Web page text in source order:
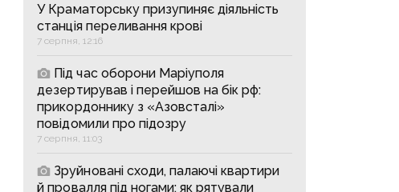
У Краматорську призупиняє діяльність
станція переливання крові
7 серпня, 12:16
Під час оборони Маріуполя
дезертирував і перейшов на бік рф:
прикордоннику з «Азовсталі»
повідомили про підозру
7 серпня, 11:03
Зруйновані сходи, палаючі квартири
й провалля під ногами: як рятували